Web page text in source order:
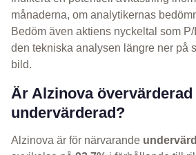
månaderna, om analytikernas
Bedöm även aktiens nyckeltal som
den tekniska analysen längre ner på
bild.
Är Alzinova
undervärderad?
Alzinova är för närvarande